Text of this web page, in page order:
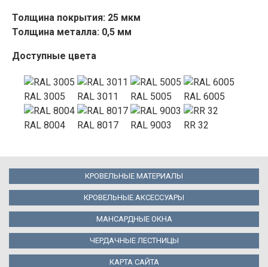
Толщина покрытия: 25 мкм
Толщина металла: 0,5 мм
Доступные цвета
RAL 3005 RAL 3011 RAL 5005 RAL 6005
RAL 8004 RAL 8017 RAL 9003 RR 32
КРОВЕЛЬНЫЕ МАТЕРИАЛЫ
КРОВЕЛЬНЫЕ АКСЕССУАРЫ
МАНСАРДНЫЕ ОКНА
ЧЕРДАЧНЫЕ ЛЕСТНИЦЫ
КАРТА САЙТА